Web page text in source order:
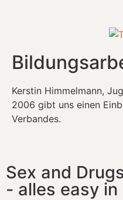
Kerstin Himmelmann,
2006 gibt uns einen
Verbandes.
Sex and
- alles easy